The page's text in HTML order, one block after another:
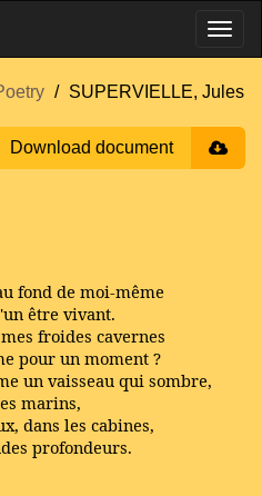
SUPERVIELLE, Jules
Download document
fond de moi-même
être vivant.
froides cavernes
pour un moment ?
un vaisseau qui sombre,
marins,
dans les cabines,
profondeurs.